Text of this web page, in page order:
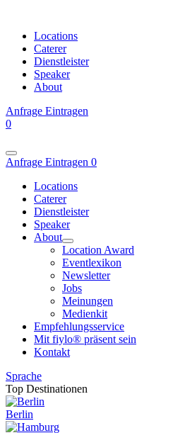
Locations
Caterer
Dienstleister
Speaker
About
Anfrage Eintragen
0
Anfrage Eintragen 0
Locations
Caterer
Dienstleister
Speaker
About
Location Award
Eventlexikon
Newsletter
Jobs
Meinungen
Medienkit
Empfehlungsservice
Mit fiylo® präsent sein
Kontakt
Sprache
Top Destinationen
Berlin